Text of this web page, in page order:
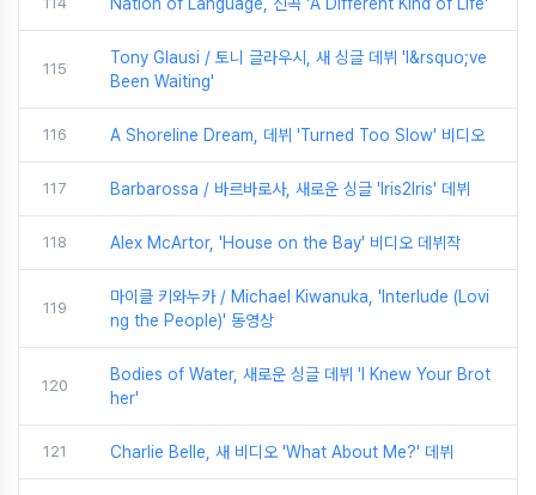
115
Tony Glausi / 토니 글라우시, 새 싱글 데뷔 'I&rsquo;ve
Been Waiting'
116 A Shoreline Dream, 데뷔 'Turned Too Slow' 비디오
117 Barbarossa / 바르바로사, 새로운 싱글 'Iris2Iris' 데뷔
118 Alex McArtor, 'House on the Bay' 비디오 데뷔작
119
마이클 키와누카 / Michael Kiwanuka, 'Interlude (Lovi
ng the People)' 동영상
120
Bodies of Water, 새로운 싱글 데뷔 'I Knew Your Brot
her'
121 Charlie Belle, 새 비디오 'What About Me?' 데뷔